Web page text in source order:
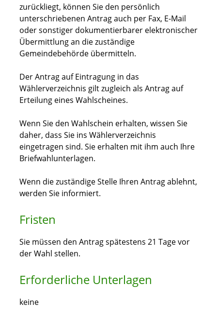
zurückliegt, können Sie den persönlich
unterschriebenen Antrag auch per Fax, E-Mail
oder sonstiger dokumentierbarer elektronischer
Übermittlung an die zuständige
Gemeindebehörde übermitteln.
Der Antrag auf Eintragung in das
Wählerverzeichnis gilt zugleich als Antrag auf
Erteilung eines Wahlscheines.
Wenn Sie den Wahlschein erhalten, wissen Sie
daher, dass Sie ins Wählerverzeichnis
eingetragen sind. Sie erhalten mit ihm auch Ihre
Briefwahlunterlagen.
Wenn die zuständige Stelle Ihren Antrag ablehnt,
werden Sie informiert.
Fristen
Sie müssen den Antrag spätestens 21 Tage vor
der Wahl stellen.
Erforderliche Unterlagen
keine